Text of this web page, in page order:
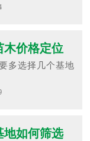
木价格定位
多选择几个基地
地如何筛选